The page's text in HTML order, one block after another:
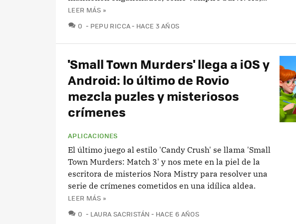
LEER MÁS »
0 COMENTARIOS
PEPU RICCA HACE 3 AÑOS
'Small Town Murders' llega a iOS y
Android: lo último de Rovio
mezcla puzles y misteriosos
crímenes
APLICACIONES
El último juego al estilo 'Candy Crush' se llama 'Small
Town Murders: Match 3' y nos mete en la piel de la
escritora de misterios Nora Mistry para resolver una
serie de crímenes cometidos en una idílica aldea.
LEER MÁS »
0 COMENTARIOS
LAURA SACRISTÁN HACE 6 AÑOS